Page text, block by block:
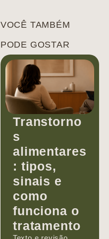
VOCÊ TAMBÉM
PODE GOSTAR
Transtorno
s
alimentares
: tipos,
sinais e
como
funciona o
tratamento